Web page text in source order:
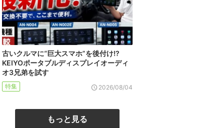
古いクルマに“巨大スマホ”を後付け!?
KEIYOポータブルディスプレイオーディ
オ3兄弟を試す
特集 2026/08/04
もっと見る